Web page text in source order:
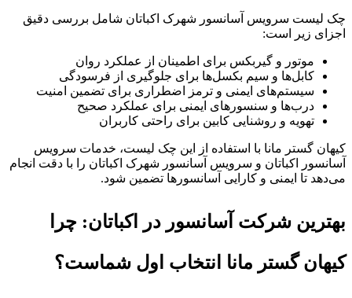
چک لیست سرویس آسانسور شهرک اکباتان شامل بررسی دقیق
اجزای زیر است:
موتور و گیربکس برای اطمینان از عملکرد روان
کابل‌ها و سیم بکسل‌ها برای جلوگیری از فرسودگی
سیستم‌های ایمنی و ترمز اضطراری برای تضمین امنیت
درب‌ها و سنسورهای ایمنی برای عملکرد صحیح
تهویه و روشنایی کابین برای راحتی کاربران
کیهان گستر مانا با استفاده از این چک لیست، خدمات سرویس
آسانسور اکباتان و سرویس آسانسور شهرک اکباتان را با دقت انجام
می‌دهد تا ایمنی و کارایی آسانسورها تضمین شود.
بهترین شرکت آسانسور در اکباتان: چرا
کیهان گستر مانا انتخاب اول شماست؟